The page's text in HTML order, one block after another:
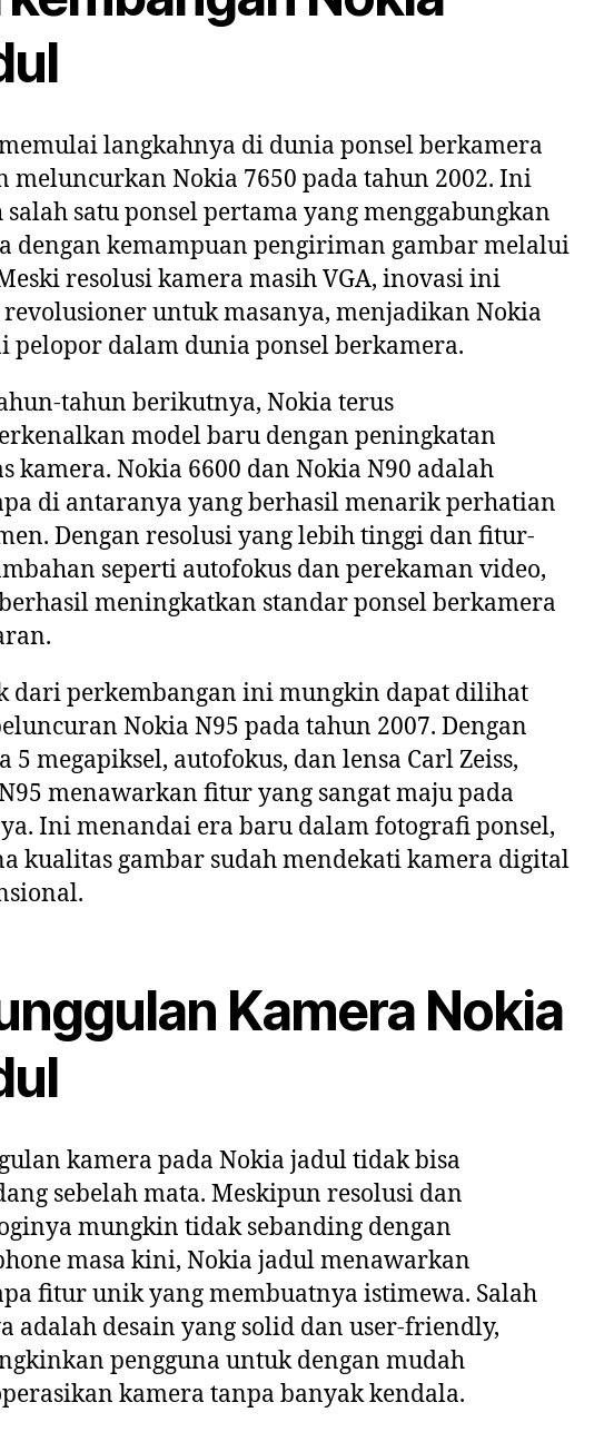
langkahnya di dunia ponsel berkamera
meluncurkan Nokia 7650 pada tahun 2002. Ini
salah satu ponsel pertama yang menggabungkan
dengan kemampuan pengiriman gambar melalui
resolusi kamera masih VGA, inovasi ini
revolusioner untuk masanya, menjadikan Nokia
pelopor dalam dunia ponsel berkamera.
tahun berikutnya, Nokia terus
model baru dengan peningkatan
kamera. Nokia 6600 dan Nokia N90 adalah
di antaranya yang berhasil menarik perhatian
Dengan resolusi yang lebih tinggi dan fitur-
seperti autofokus dan perekaman video,
meningkatkan standar ponsel berkamera
dari perkembangan ini mungkin dapat dilihat
Nokia N95 pada tahun 2007. Dengan
5 megapiksel, autofokus, dan lensa Carl Zeiss,
menawarkan fitur yang sangat maju pada
Ini menandai era baru dalam fotografi ponsel,
kualitas gambar sudah mendekati kamera digital
Kamera Nokia
kamera pada Nokia jadul tidak bisa
sebelah mata. Meskipun resolusi dan
mungkin tidak sebanding dengan
masa kini, Nokia jadul menawarkan
fitur unik yang membuatnya istimewa. Salah
adalah desain yang solid dan user-friendly,
pengguna untuk dengan mudah
kamera tanpa banyak kendala.